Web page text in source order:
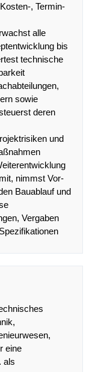
, Termin-
alle
bis
technische
sowie
deren
und
nimmst Vor-
Bauablauf und
Vergaben
eine
als